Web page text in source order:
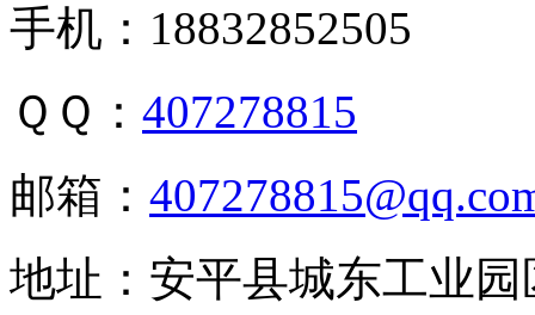
手机：18832852505
ＱＱ： 407278815
邮箱：
地址：安平县城东工业园